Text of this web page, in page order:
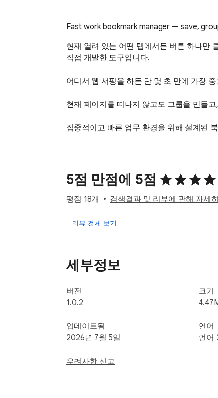
Fast work bookmark manager — save,
현재 열려 있는 어떤 탭에서든 버튼 하나만
직접 개발한 도구입니다.
어디서 웹 서핑을 하든 단 몇 초 만에 가장
현재 페이지를 떠나지 않고도 그룹을 만들
집중적이고 빠른 업무 환경을 위해 설계된
5점 만점에 5점
평점 18개 검색결과 및 리뷰에 관해 자세
리뷰 전체 보기
세부정보
버전
1.0.2
업데이트됨
2026년 7월 5일
우려사항 신고
크기
언어
언어